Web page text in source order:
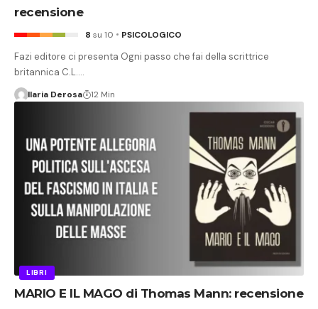
recensione
8 su 10 PSICOLOGICO
Fazi editore ci presenta Ogni passo che fai della scrittrice
britannica C.L.…
Ilaria Derosa 12 Min
LIBRI
MARIO E IL MAGO di Thomas Mann: recensione